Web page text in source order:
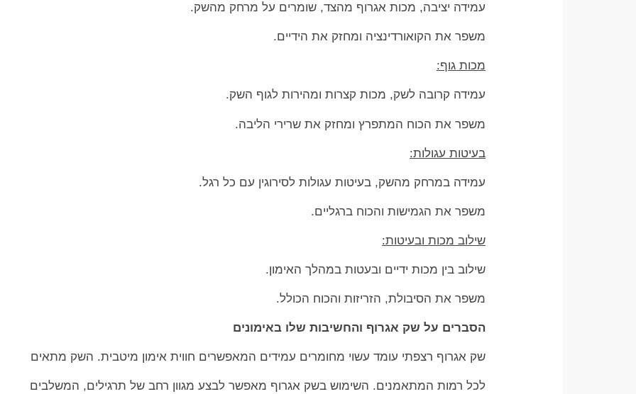
עמידה יציבה, מכות אגרוף מהצד, שומרים על מרחק מהשק.
משפר את הקואורדינציה ומחזק את הידיים.
מכות גוף:
עמידה קרובה לשק, מכות קצרות ומהירות לגוף השק.
משפר את הכוח המתפרץ ומחזק את שרירי הליבה.
בעיטות עגולות:
עמידה במרחק מהשק, בעיטות עגולות לסירוגין עם כל רגל.
משפר את הגמישות והכוח ברגליים.
שילוב מכות ובעיטות:
שילוב בין מכות ידיים ובעטות במהלך האימון.
משפר את הסיבולת, הזריזות והכוח הכולל.
הסברים על שק אגרוף והחשיבות שלו באימונים
שק אגרוף רצפתי עומד עשוי מחומרים עמידים המאפשרים חווית אימון מיטבית. השק מתאים
לכל רמות המתאמנים. השימוש בשק אגרוף מאפשר לבצע מגוון רחב של תרגילים, המשלבים